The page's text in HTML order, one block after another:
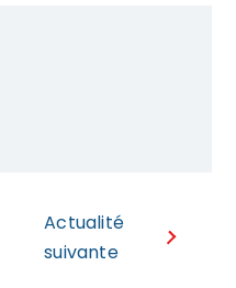
Actualité
suivante